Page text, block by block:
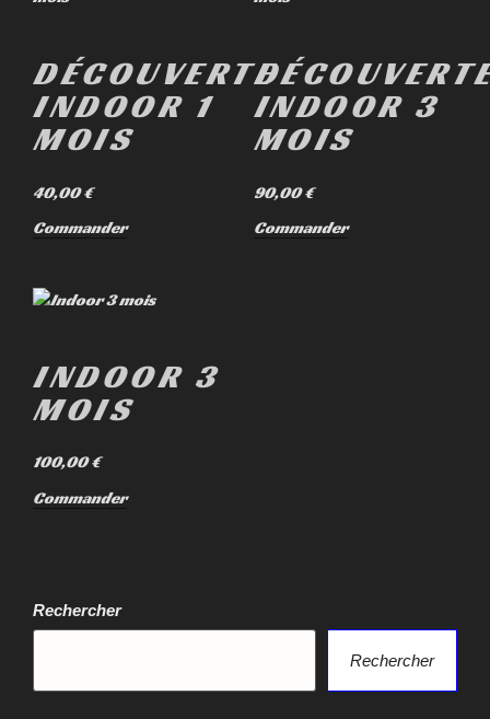
DÉCOUVERTE
INDOOR 1
MOIS
40,00€
Commander
INDOOR 3
MOIS
90,00€
Commander
INDOOR 3
MOIS
100,00€
Commander
Rechercher
Rechercher